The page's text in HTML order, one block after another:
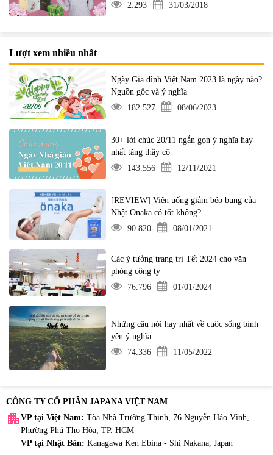
2.293
31/03/2018
Lượt xem nhiều nhất
Ngày Gia đình Việt Nam 2023 là ngày nào?
Nguồn gốc và ý nghĩa
182.527
08/06/2023
30+ lời chúc 20/11 ngắn gọn ý nghĩa hay
nhất tặng thầy cô
143.556
12/11/2021
[REVIEW] Viên uống giảm béo bụng của
Nhật Onaka có tốt không?
90.820
08/01/2021
Các ý tưởng trang trí Tết 2024 cho văn
phòng công ty
76.796
01/01/2024
Những câu nói hay nhất về cuộc sống bình
yên ý nghĩa
74.336
11/05/2022
CÔNG TY CỔ PHẦN JAPANA VIỆT NAM
apartment VP tại Việt Nam: Tòa Nhà Trường Thịnh, 76 Nguyễn Háo Vĩnh,
Phường Phú Thọ Hòa, TP. HCM
VP tại Nhật Bản: Kanagawa Ken Ebina - Shi Nakana, Japan